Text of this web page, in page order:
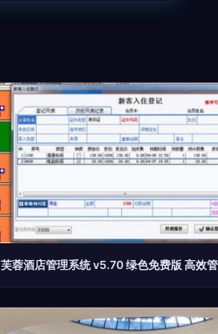
芙蓉酒店管理系统 v5.70 绿色免费版 高效